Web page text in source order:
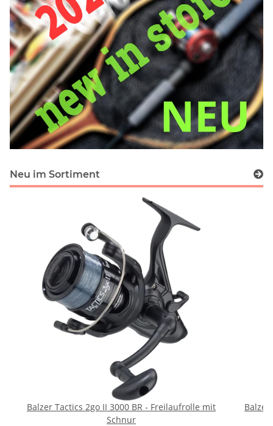
Neu im Sortiment
Balzer Tactics 2go II 3000 BR - Freilaufrolle mit
Schnur